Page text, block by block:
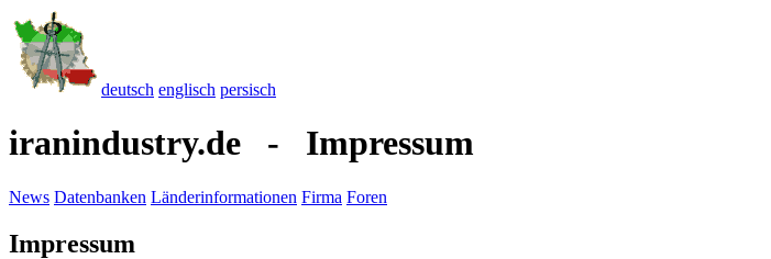
deutsch englisch persisch
iranindustry.de - Impressum
News Datenbanken Länderinformationen Firma Foren
Impressum